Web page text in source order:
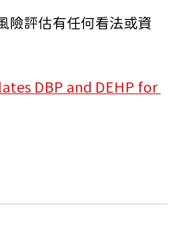
險評估有任何看法或資
DBP and DEHP for